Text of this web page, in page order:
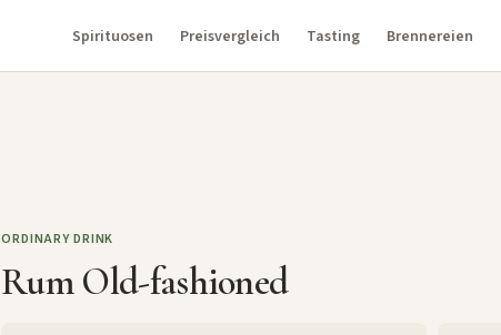
Spirituosen Preisvergleich Tasting Brennereien
ORDINARY DRINK
Rum Old-fashioned